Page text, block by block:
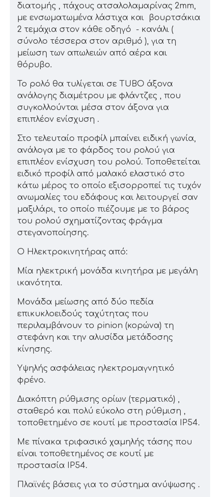
διατομής , πάχους ατσαλολαμαρίνας 2mm,
με ενσωματωμένα λάστιχα και βουρτσάκια
2 τεμάχια στον κάθε οδηγό - κανάλι (
σύνολο τέσσερα στον αριθμό ), για τη
μείωση των απωλειών από αέρα και
θόρυβο.
Το ρολό θα τυλίγεται σε TUBO άξονα
ανάλογης διαμέτρου με φλάντζες , που
συγκολλούνται μέσα στον άξονα για
επιπλέον ενίσχυση .
Στο τελευταίο προφίλ μπαίνει ειδική γωνία,
ανάλογα με το φάρδος του ρολού για
επιπλέον ενίσχυση του ρολού. Τοποθετείται
ειδικό προφίλ από μαλακό ελαστικό στο
κάτω μέρος το οποίο εξισορροπεί τις τυχόν
ανωμαλίες του εδάφους και λειτουργεί σαν
μαξιλάρι, το οποίο πιέζουμε με το βάρος
του ρολού σχηματίζοντας φράγμα
στεγανοποίησης.
Ο Ηλεκτροκινητήρας από:
Μία ηλεκτρική μονάδα κινητήρα με μεγάλη
ικανότητα.
Μονάδα μείωσης από δύο πεδία
επικυκλοειδούς ταχύτητας που
περιλαμβάνουν το pinion (κορώνα) τη
στεφάνη και την αλυσίδα μετάδοσης
κίνησης.
Υψηλής ασφάλειας ηλεκτρομαγνητικό
φρένο.
Διακόπτη ρύθμισης ορίων (τερματικό) ,
σταθερό και πολύ εύκολο στη ρύθμιση ,
τοποθετημένο σε κουτί με προστασία IP54.
Με πίνακα τριφασικό χαμηλής τάσης που
είναι τοποθετημένος σε κουτί με
προστασία IP54.
Πλαϊνές βάσεις για το σύστημα ανύψωσης .